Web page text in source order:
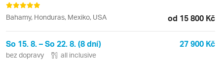
Bahamy, Honduras, Mexiko, USA od 15 800 Kč
So 15. 8. – So 22. 8. (8 dní) 27 900 Kč
bez dopravy all inclusive